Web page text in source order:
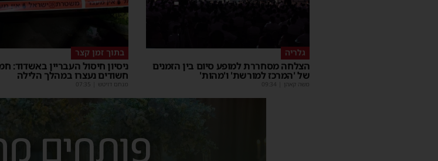
גלריה
הצלחה מסחררת למופע סיום בין הזמנים
של 'המרכז למורשת' ו'מהות'
משה קאהן 09:34
בתוך זמן קצר
ניסיון חיסול העבריין באשדוד:
חשודים נעצרו במהלך הלילה
מנחם דויטש 07:35